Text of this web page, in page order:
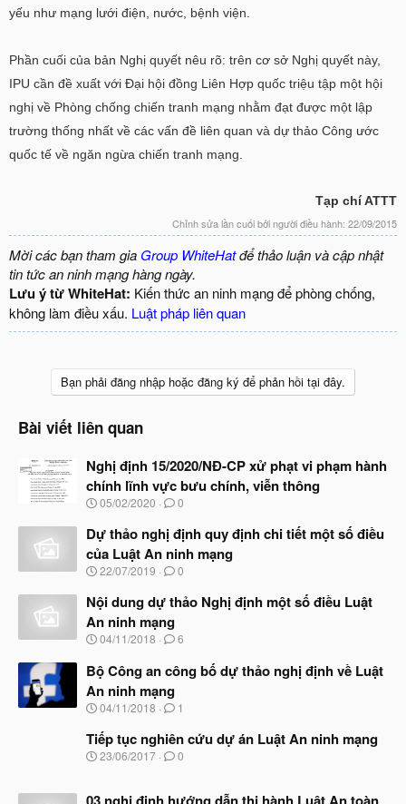
yếu như mạng lưới điện, nước, bệnh viện.
Phần cuối của bản Nghị quyết nêu rõ: trên cơ sở Nghị quyết này,
IPU cần đề xuất với Đại hội đồng Liên Hợp quốc triệu tập một hội
nghị về Phòng chống chiến tranh mạng nhằm đạt được một lập
trường thống nhất về các vấn đề liên quan và dự thảo Công ước
quốc tế về ngăn ngừa chiến tranh mạng.
Tạp chí ATTT
Chỉnh sửa lần cuối bởi người điều hành: 22/09/2015
Mời các bạn tham gia Group WhiteHatđể thảo luận và cập nhật
tin tức an ninh mạng hàng ngày.
Lưu ý từ WhiteHat: Kiến thức an ninh mạng để phòng chống,
không làm điều xấu. Luật pháp liên quan
Bạn phải đăng nhập hoặc đăng ký để phản hồi tại đây.
Bài viết liên quan
Nghị định 15/2020/NĐ-CP xử phạt vi phạm hành
chính lĩnh vực bưu chính, viễn thông
N
à
y
b
ắ
đ
ầ
u
05/02/2020 0
Dự thảo nghị định quy định chi tiết một số điều
của Luật An ninh mạng
N
à
y
b
ắ
đ
ầ
u
22/07/2019 0
Nội dung dự thảo Nghị định một số điều Luật
An ninh mạng
N
à
y
b
ắ
đ
ầ
04/11/2018 6
Bộ Công an công bố dự thảo nghị định về Luật
An ninh mạng
N
à
y
b
t
04/11/2018 1
Tiếp tục nghiên cứu dự án Luật An ninh mạng
N
y
23/06/2017 0